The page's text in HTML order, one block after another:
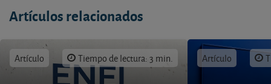
Artículos relacionados
Artículo Tiempo de lectura: 3 min. Artículo